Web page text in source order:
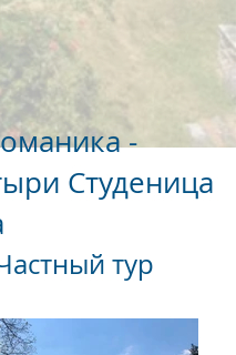
-
Студеница
тур